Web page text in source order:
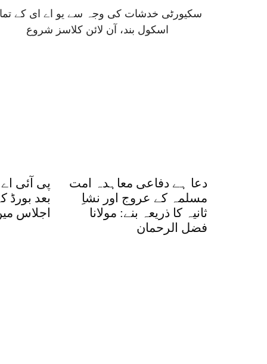
سکیورٹی خدشات کی وجہ سے یو اے ای کے
اسکول بند، آن لائن کلاسز شروع
پی آئی
بعد بورڈ
اجلاس
دعا ہے دفاعی معاہدہ امت
مسلمہ کے عروج اور نشاِ
ثانیہ کا ذریعہ بنے: مولانا
فضل الرحمان